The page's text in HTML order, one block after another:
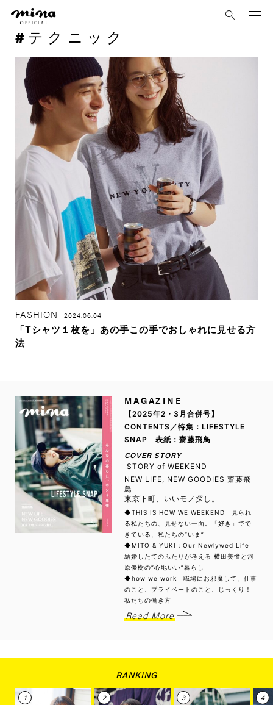
テクニック
FASHION 2024.06.04
「Tシャツ１枚を」あの手この手でおしゃれに見せる方
法
MAGAZINE
【2025年2・3月合併号】
CONTENTS／特集：LIFESTYLE
SNAP 表紙：齋藤飛鳥
COVER STORY
STORY of WEEKEND
NEW LIFE, NEW GOODIES 齋藤飛
鳥
東京下町、いいモノ探し。
◆THIS IS HOW WE WEEKEND 見られ
る私たちの、見せない一面。「好き」でで
きている、私たちの“いま”
◆MITO & YUKI：Our Newlywed Life
結婚したてのふたりが考える 横田美憧と河
原優樹の“心地いい”暮らし
◆how we work 職場にお邪魔して、仕事
のこと、プライベートのこと、じっくり！
私たちの働き方
Read More
RANKING